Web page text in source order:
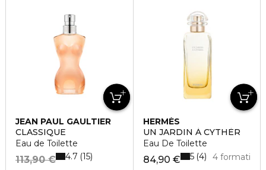
JEAN PAUL GAULTIER
CLASSIQUE
Eau de Toilette
113,90 € 4.7 15
HERMÈS
UN JARDIN À CYTHÈR
Eau De Toilette
84,90 € 4 formati
5 4